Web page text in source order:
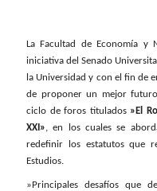
La Facultad de Economía y
iniciativa del Senado
la Universidad y con el fin de
de proponer un mejor
ciclo de foros titulados »El
XXI», en los cuales se
redefinir los estatutos que
Estudios.
»Principales desafíos que